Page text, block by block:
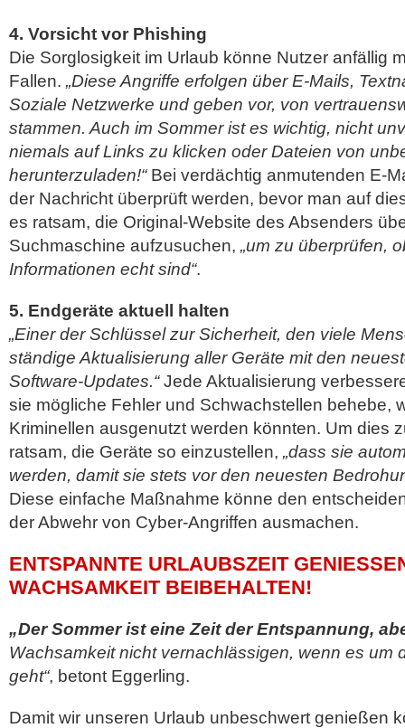
4. Vorsicht vor Phishing
Die Sorglosigkeit im Urlaub könne Nutzer anfällig
Fallen. „Diese Angriffe erfolgen über E-Mails,
Soziale Netzwerke und geben vor, von
stammen. Auch im Sommer ist es wichtig, nicht
niemals auf Links zu klicken oder Dateien von
herunterzuladen!“Bei verdächtig anmutenden E-
der Nachricht überprüft werden, bevor man auf
es ratsam, die Original-Website des Absenders
Suchmaschine aufzusuchen, „um zu überprüfen,
Informationen echt sind“.
5. Endgeräte aktuell halten
„Einer der Schlüssel zur Sicherheit, den viele
ständige Aktualisierung aller Geräte mit den
Software-Updates.“Jede Aktualisierung
sie mögliche Fehler und Schwachstellen behebe,
Kriminellen ausgenutzt werden könnten. Um dies
ratsam, die Geräte so einzustellen, „dass sie
werden, damit sie stets vor den neuesten
Diese einfache Maßnahme könne den
der Abwehr von Cyber-Angriffen ausmachen.
ENTSPANNTE URLAUBSZEIT GENIESSEN
ACHSAMKEIT BEIBEHALTEN!
„Der Sommer ist eine Zeit der Entspannung,
Wachsamkeit nicht vernachlässigen, wenn es um
geht“, betont Eggerling.
Damit wir unseren Urlaub unbeschwert genießen